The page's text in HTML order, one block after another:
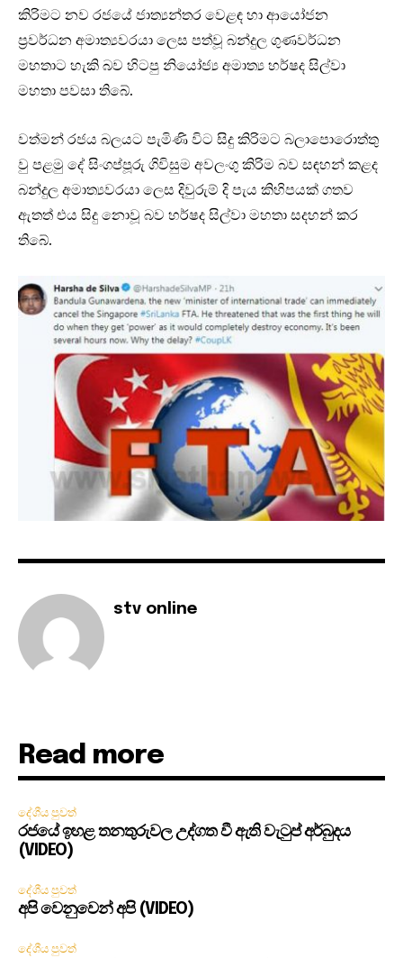
කිරිමට නව රජයේ ජාත්‍යන්තර වෙළඳ හා ආයෝජන
ප්‍රවර්ධන අමාත්‍යවරයා ලෙස පත්වූ බන්දුල ගුණවර්ධන
මහතාට හැකි බව හිටපු නියෝජ්‍ය අමාත්‍ය හර්ෂද සිල්වා
මහතා පවසා තිබේ.
වත්මන් රජය බලයට පැමිණි විට සිදු කිරිමට බලාපොරොත්තු
වු පළමු දේ සිංගප්පූරු ගිවිසුම අවලංගු කිරිම බව සඳහන් කළද
බන්දුල අමාත්‍යවරයා ලෙස දිවුරුම් දි පැය කිහිපයක් ගතව
ඇතත් එය සිදු නොවූ බව හර්ෂද සිල්වා මහතා සදහන් කර
තිබේ.
stv online
Read more
දේශීය පුවත්
රජයේ ඉහළ තනතුරුවල උද්ගත වී ඇති වැටුප් අර්බුදය
(VIDEO)
දේශීය පුවත්
අපි වෙනුවෙන් අපි (VIDEO)
දේශීය පුවත්